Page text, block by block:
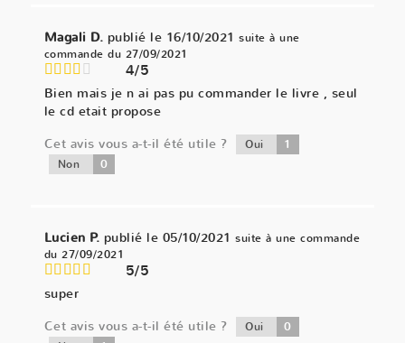
Magali D. publié le 16/10/2021 suite à une
commande du 27/09/2021
4/5
Bien mais je n ai pas pu commander le livre , seul
le cd etait propose
Cet avis vous a-t-il été utile ?
Oui 1
Non 0
Lucien P. publié le 05/10/2021 suite à une commande
du 27/09/2021
5/5
super
Cet avis vous a-t-il été utile ?
Oui 0